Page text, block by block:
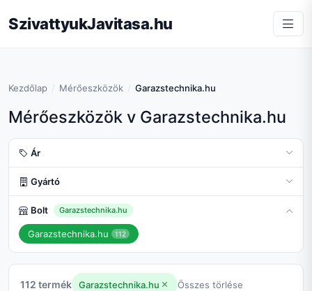
SzivattyukJavitasa.hu
Kezdőlap Mérőeszközök Garazstechnika.hu
Mérőeszközök v Garazstechnika.hu
Ár
Gyártó
Bolt Garazstechnika.hu
Garazstechnika.hu 112
112 termék Garazstechnika.hu
Összes törlése